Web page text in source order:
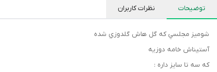
توضیحات نظرات کاربران
شوميز مجلسي كه گل هاش گلدوزي شده
آستيناش خامه دوزيه
كه سه تا سايز داره :